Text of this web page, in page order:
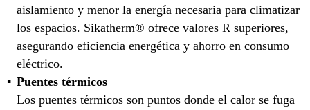
aislamiento y menor la energía necesaria para climatizar
los espacios. Sikatherm® ofrece valores R superiores,
asegurando eficiencia energética y ahorro en consumo
eléctrico.
Puentes térmicos
Los puentes térmicos son puntos donde el calor se fuga